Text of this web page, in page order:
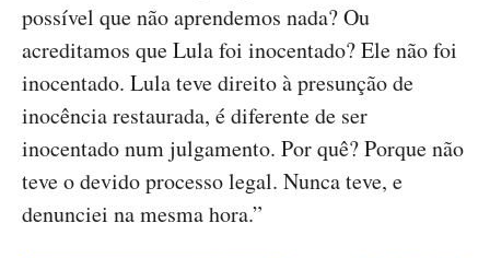
possível que não aprendemos nada? Ou
acreditamos que Lula foi inocentado? Ele não foi
inocentado. Lula teve direito à presunção de
inocência restaurada, é diferente de ser
inocentado num julgamento. Por quê? Porque não
teve o devido processo legal. Nunca teve, e
denunciei na mesma hora.”